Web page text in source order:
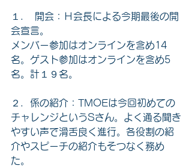
１．	開会：Ｈ会長による今期最後の開
会宣言。
メンバー参加はオンラインを含め14
名。ゲスト参加はオンラインを含め5
名。計１９名。
２．係の紹介：TMOEは今回初めての
チャレンジというSさん。よく通る聞き
やすい声で滑舌良く進行。各役割の紹
介やスピーチの紹介もそつなく務め
た。